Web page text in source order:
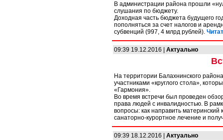
В администрации района прошли
слушания по бюджету.
Доходная часть бюджета будущего
пополняться за счет налогов и
субвенций (997, 4 млрд рублей).
09:39 19.12.2016 | Актуально
На территории Балахнинского
участниками «круглого стола»,
«Гармония».
Во время встречи был проведен
права людей с инвалидностью. В
вопросы: как направить
санаторно-курортное лечение и
09:39 18.12.2016 | Актуально